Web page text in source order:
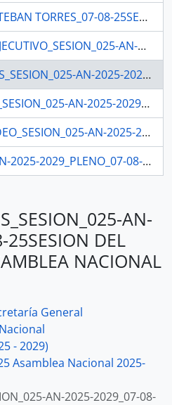
4 - 004_MOCION ESTEBAN TORRES_07-08-25SESION DEL PLENO N 025 ASAMBLEA NACIONAL 2025-2027
5 - 005_RESUMEN EJECUTIVO_SESION_025-AN-2025-2029SESION DEL PLENO N 025 ASAMBLEA NACIONAL 2025-2027
6 - 006_VOTACIONES_SESION_025-AN-2025-2029_07-08-25SESION DEL PLENO N 025 ASAMBLEA NACIONAL 2025-2027
7 - 007_ASISTENCIA_SESION_025-AN-2025-2029_07-08-25SESION DEL PLENO N 025 ASAMBLEA NACIONAL 2025-2027
8 - 008_AUDIO Y VIDEO_SESION_025-AN-2025-2029_07-08-25SESION DEL PLENO N 025 ASAMBLEA NACIONAL 2025-2027
9 - 009_ACTA_025-AN-2025-2029_PLENO_07-08-25SESION DEL PLENO N 025 ASAMBLEA NACIONAL 2025-2027
AN-
DEL
NACIONAL
General
- 2029)
Asamblea Nacional 2025-
AN-2025-2029_07-08-